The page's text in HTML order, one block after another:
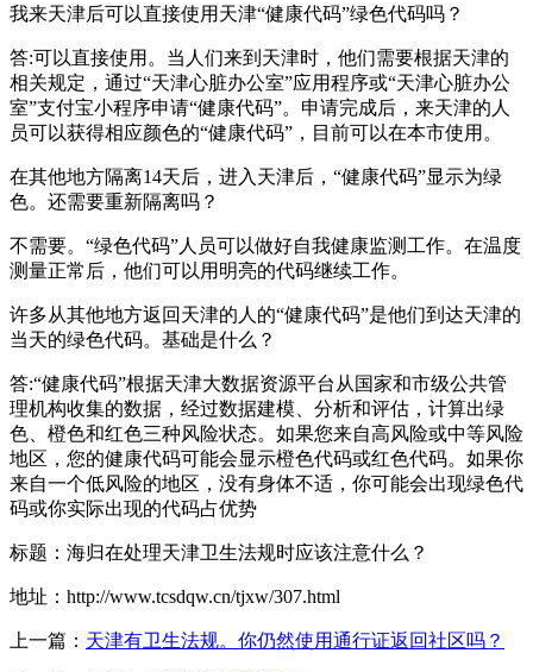
我来天津后可以直接使用天津“健康代码”绿色代码吗？
答:可以直接使用。当人们来到天津时，他们需要根据天津的
相关规定，通过“天津心脏办公室”应用程序或“天津心脏办公
室”支付宝小程序申请“健康代码”。申请完成后，来天津的人
员可以获得相应颜色的“健康代码”，目前可以在本市使用。
在其他地方隔离14天后，进入天津后，“健康代码”显示为绿
色。还需要重新隔离吗？
不需要。“绿色代码”人员可以做好自我健康监测工作。在温度
测量正常后，他们可以用明亮的代码继续工作。
许多从其他地方返回天津的人的“健康代码”是他们到达天津的
当天的绿色代码。基础是什么？
答:“健康代码”根据天津大数据资源平台从国家和市级公共管
理机构收集的数据，经过数据建模、分析和评估，计算出绿
色、橙色和红色三种风险状态。如果您来自高风险或中等风险
地区，您的健康代码可能会显示橙色代码或红色代码。如果你
来自一个低风险的地区，没有身体不适，你可能会出现绿色代
码或你实际出现的代码占优势
标题：海归在处理天津卫生法规时应该注意什么？
地址：http://www.tcsdqw.cn/tjxw/307.html
上一篇： 天津有卫生法规。你仍然使用通行证返回社区吗？